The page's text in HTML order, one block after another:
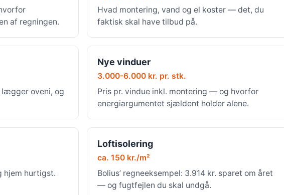
af regningen.
Hvad montering, vand og el koster — det, du
faktisk skal have tilbud på.
lægger oveni, og
Nye vinduer
3.000-6.000 kr. pr. stk.
Pris pr. vindue inkl. montering — og hvorfor
energiargumentet sjældent holder alene.
hjem hurtigst.
Loftisolering
ca. 150 kr./m²
Bolius’ regneeksempel: 3.914 kr. sparet om året
— og fugtfejlen du skal undgå.